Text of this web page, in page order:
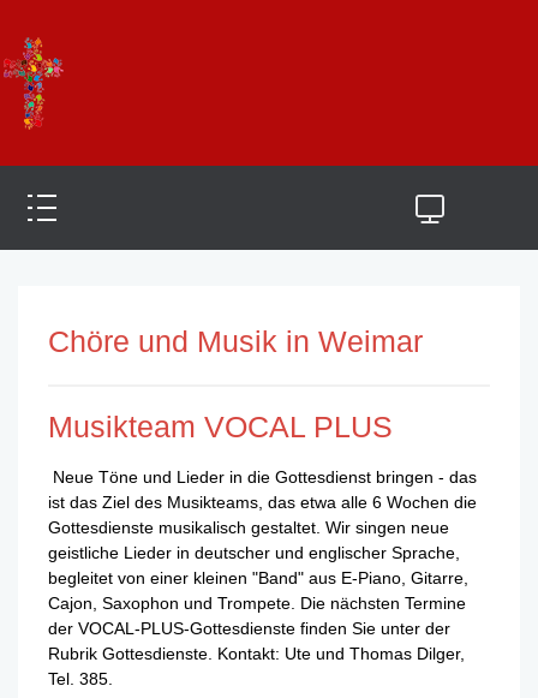
Chöre und Musik in Weimar
Musikteam VOCAL PLUS
Neue Töne und Lieder in die Gottesdienst bringen - das
ist das Ziel des Musikteams, das etwa alle 6 Wochen die
Gottesdienste musikalisch gestaltet. Wir singen neue
geistliche Lieder in deutscher und englischer Sprache,
begleitet von einer kleinen "Band" aus E-Piano, Gitarre,
Cajon, Saxophon und Trompete. Die nächsten Termine
der VOCAL-PLUS-Gottesdienste finden Sie unter der
Rubrik Gottesdienste. Kontakt: Ute und Thomas Dilger,
Tel. 385.